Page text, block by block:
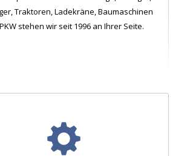
Traktoren, Ladekräne, Baumaschinen
stehen wir seit 1996 an Ihrer Seite.